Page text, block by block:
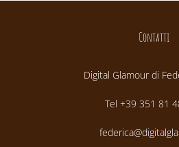
Contatti
Digital Glamour di
Tel +39 351 81